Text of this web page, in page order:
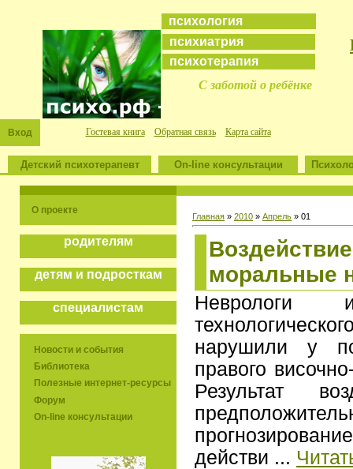
психология
психиатрия
психотерапия
С заботой о ребёнке
Вход Гостевая книга Обратная связь Карта сайта
Детский психотерапевт On-line консультации
О проекте
родителям
детям и подросткам
специалистам
Новости и события
Библиотека
Полезные интернет-ресурсы
Форум
On-line консультации
Главная » 2010 » Апрель » 01
моральные
Неврологи
нарушили у
правого
Результат
действи ...